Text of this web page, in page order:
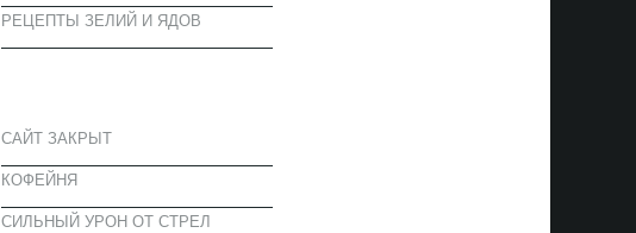
РЕЦЕПТЫ ЗЕЛИЙ И ЯДОВ
САЙТ ЗАКРЫТ
КОФЕЙНЯ
CИЛЬНЫЙ УРОН ОТ СТРЕЛ